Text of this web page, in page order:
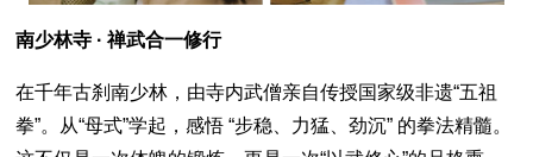
南少林寺 · 禅武合一修行
在千年古刹南少林，由寺内武僧亲自传授国家级非遗“五祖
拳”。从“母式”学起，感悟 “步稳、力猛、劲沉” 的拳法精髓。